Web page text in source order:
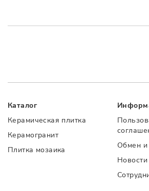
Каталог
Керамическая плитка
Керамогранит
Плитка мозаика
Обмен и
Новости